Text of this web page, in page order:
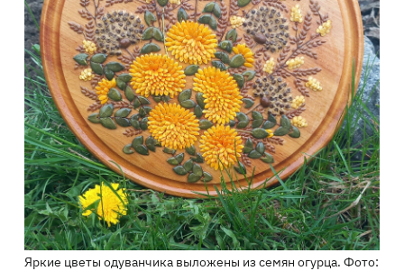
Яркие цветы одуванчика выложены из семян огурца. Фото: